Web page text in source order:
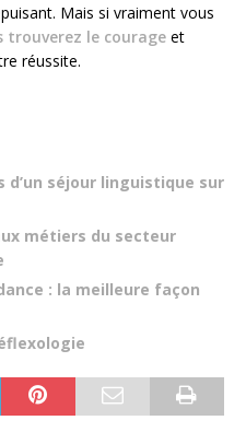
Mais si vraiment vous
trouverez le courage et
réussite.
séjour linguistique sur
métiers du secteur
: la meilleure façon